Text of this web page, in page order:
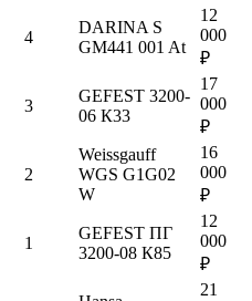
4
DARINA S
GM441 001 At
12
000
₽
3
GEFEST 3200-
06 К33
17
000
₽
2
Weissgauff
WGS G1G02
W
16
000
₽
1
GEFEST ПГ
3200-08 К85
12
000
₽
21